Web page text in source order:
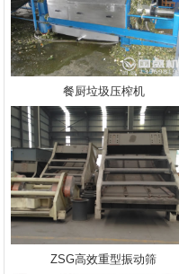
餐厨垃圾压榨机
ZSG高效重型振动筛